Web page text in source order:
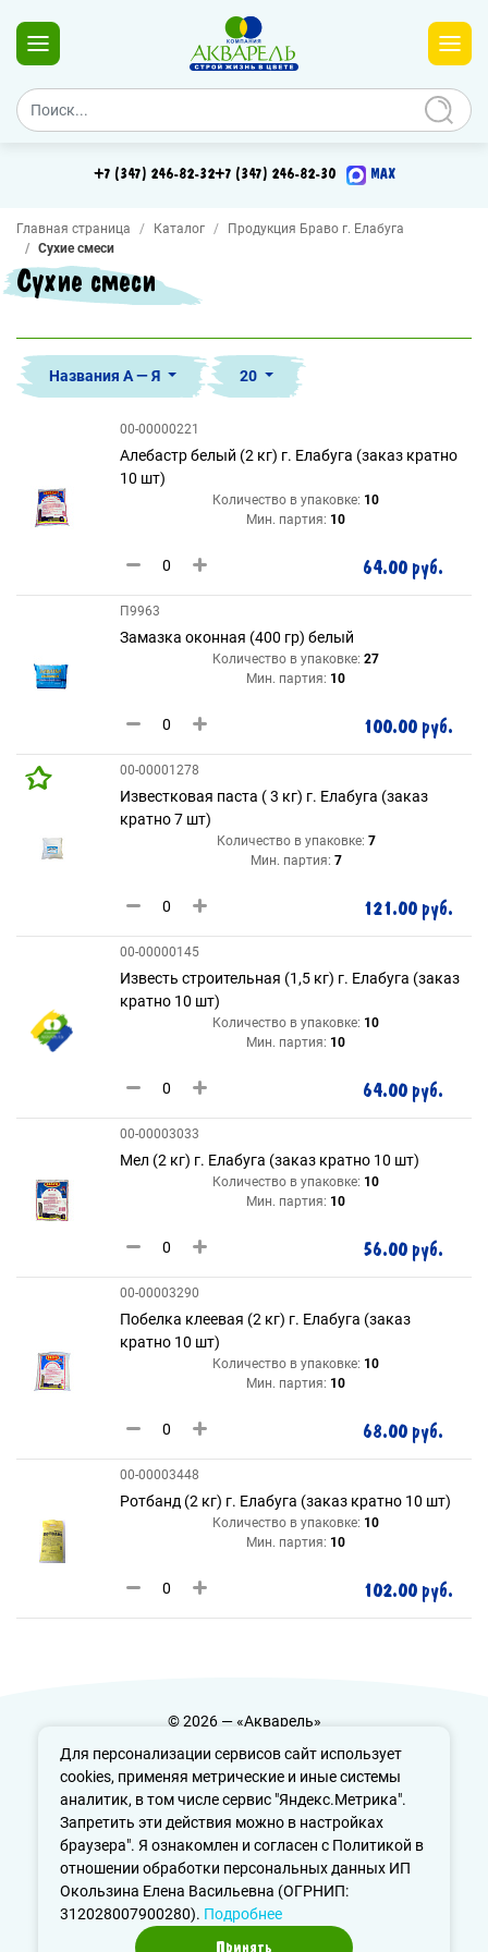
Для персонализации сервисов сайт использует
cookies, применяя метрические и иные системы
аналитик, в том числе сервис "Яндекс.Метрика".
Запретить эти действия можно в настройках
браузера". Я ознакомлен и согласен с Политикой в
отношении обработки персональных данных ИП
Окользина Елена Васильевна (ОГРНИП:
312028007900280). Подробнее
Принять
+7 (347) 246-82-32+7 (347) 246-82-30 MAX
Главная страница Каталог
Продукция Браво г. Елабуга
Сухие смеси
Сухие смеси
Названия А — Я 20
00-00000221
Алебастр белый (2 кг) г. Елабуга (заказ кратно
10 шт)
Количество в упаковке: 10
Мин. партия: 10
64.00 руб.
П9963
Замазка оконная (400 гр) белый
Количество в упаковке: 27
Мин. партия: 10
100.00 руб.
00-00001278
Известковая паста ( 3 кг) г. Елабуга (заказ
кратно 7 шт)
Количество в упаковке: 7
Мин. партия: 7
121.00 руб.
00-00000145
Известь строительная (1,5 кг) г. Елабуга (заказ
кратно 10 шт)
Количество в упаковке: 10
Мин. партия: 10
64.00 руб.
00-00003033
Мел (2 кг) г. Елабуга (заказ кратно 10 шт)
Количество в упаковке: 10
Мин. партия: 10
56.00 руб.
00-00003290
Побелка клеевая (2 кг) г. Елабуга (заказ
кратно 10 шт)
Количество в упаковке: 10
Мин. партия: 10
68.00 руб.
00-00003448
Ротбанд (2 кг) г. Елабуга (заказ кратно 10 шт)
Количество в упаковке: 10
Мин. партия: 10
102.00 руб.
© 2026 — «Акварель»
Политика конфиденциальности